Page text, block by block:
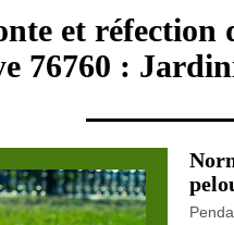
et réfection
76760 :